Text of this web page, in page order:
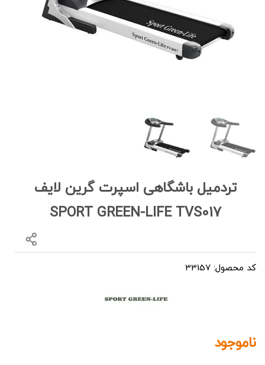
تردمیل باشگاهی اسپرت گرین لایف
SPORT GREEN-LIFE TVS017
کد محصول: 33157
ناموجود